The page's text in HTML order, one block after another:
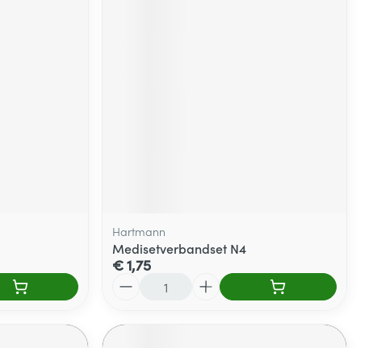
Hartmann
Medisetverbandset N4
€ 1,75